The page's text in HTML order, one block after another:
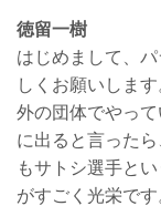
徳留一樹
はじめまして、
しくお願いしま
外の団体でやっ
に出ると言った
もサトシ選手と
がすごく光栄で